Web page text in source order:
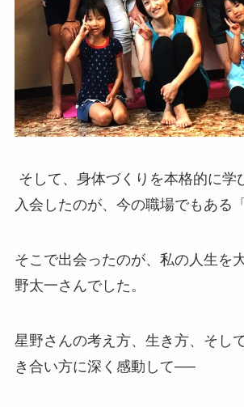
そして、身体づくりを本格的に学
入会したのが、今の職場でもある
そこで出会ったのが、私の人生を
野太一さんでした。
星野さんの考え方、生き方、そし
き合い方に深く感動して──